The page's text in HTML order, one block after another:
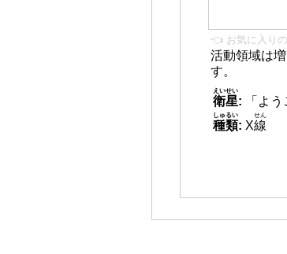
👈 お気に入り
活動領域は
す。
衛星
えいせい
:
「よう
種類
しゅるい
: X線
せん